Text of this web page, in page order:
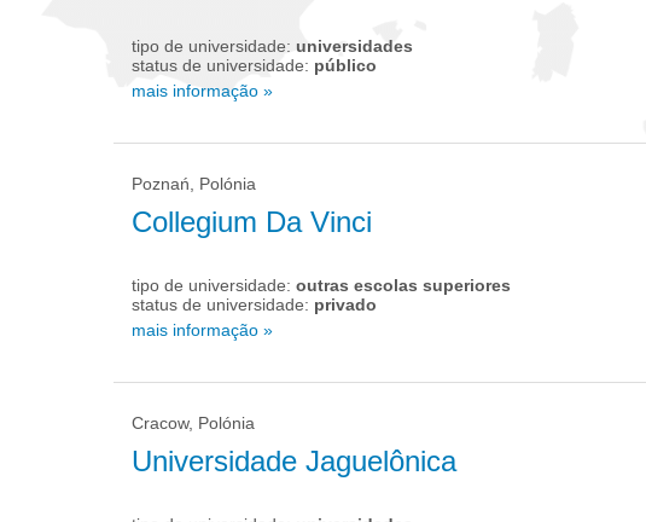
tipo de universidade: universidades
status de universidade: público
mais informação »
Poznań, Polónia
Collegium Da Vinci
tipo de universidade: outras escolas superiores
status de universidade: privado
mais informação »
Cracow, Polónia
Universidade Jaguelônica